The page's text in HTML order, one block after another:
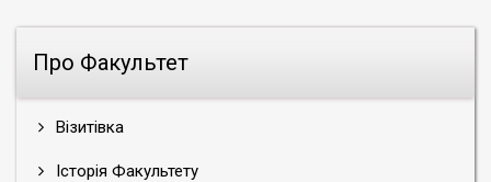
Про Факультет
Візитівка
Історія Факультету